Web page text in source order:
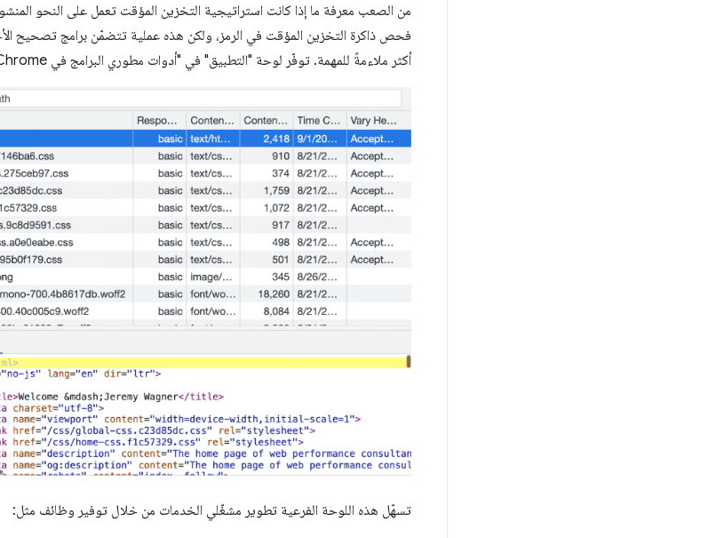
من الصعب معرفة ما إذا كانت استراتيجية التخزين المؤقت تعمل على النحو
فحص ذاكرة التخزين المؤقت في الرمز، ولكن هذه عملية تتضمّن برامج تصحيح
أكثر ملاءمةً للمهمة. توفّر لوحة "التطبيق" في "أدوات مطوري البرامج في Chrome" لوحة فرعية لفحص محتوى مثيلات "
تسهّل هذه اللوحة الفرعية تطوير مشغّلي الخدمات من خلال توفير وظائف مثل: